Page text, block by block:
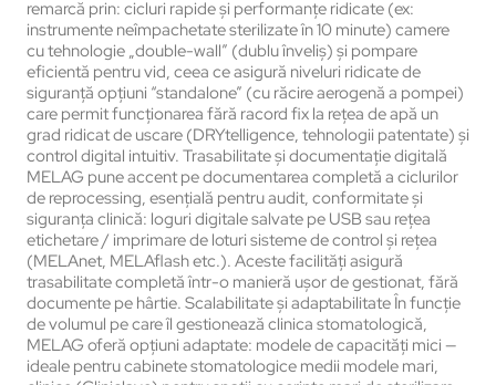
remarcă prin: cicluri rapide și performanțe ridicate (ex:
instrumente neîmpachetate sterilizate în 10 minute) camere
cu tehnologie „double-wall” (dublu înveliș) și pompare
eficientă pentru vid, ceea ce asigură niveluri ridicate de
siguranță opțiuni “standalone” (cu răcire aerogenă a pompei)
care permit funcționarea fără racord fix la rețea de apă un
grad ridicat de uscare (DRYtelligence, tehnologii patentate) și
control digital intuitiv. Trasabilitate și documentație digitală
MELAG pune accent pe documentarea completă a ciclurilor
de reprocessing, esențială pentru audit, conformitate și
siguranța clinică: loguri digitale salvate pe USB sau rețea
etichetare / imprimare de loturi sisteme de control și rețea
(MELAnet, MELAflash etc.). Aceste facilități asigură
trasabilitate completă într-o manieră ușor de gestionat, fără
documente pe hârtie. Scalabilitate și adaptabilitate În funcție
de volumul pe care îl gestionează clinica stomatologică,
MELAG oferă opțiuni adaptate: modele de capacități mici —
ideale pentru cabinete stomatologice medii modele mari,